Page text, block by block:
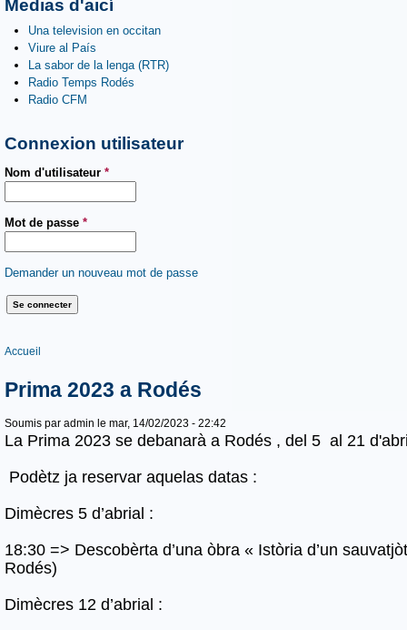
Medias d'aicí
Una television en occitan
Viure al País
La sabor de la lenga (RTR)
Radio Temps Rodés
Radio CFM
Connexion utilisateur
Nom d'utilisateur *
Mot de passe *
Demander un nouveau mot de passe
Vous êtes ici
Accueil
Prima 2023 a Rodés
Soumis par admin le mar, 14/02/2023 - 22:42
La Prima 2023 se debanarà a Rodés , del 5 al 21
Podètz ja reservar aquelas datas :
Dimècres 5 d’abrial :
18:30 => Descobèrta d’una òbra « Istòria d’un
Rodés)
Dimècres 12 d’abrial :